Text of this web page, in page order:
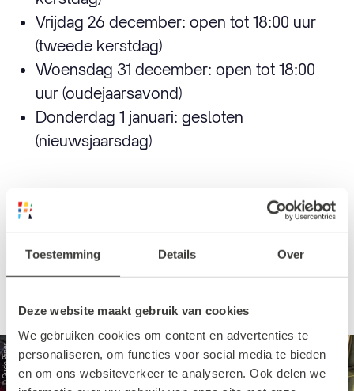
Toestemming Details Over
Deze website maakt gebruik van cookies
We gebruiken cookies om content en advertenties te
personaliseren, om functies voor social media te bieden
en om ons websiteverkeer te analyseren. Ook delen we
Vrijdag 26 december: open tot 18:00 uur
(tweede kerstdag)
Woensdag 31 december: open tot 18:00
uur (oudejaarsavond)
Donderdag 1 januari: gesloten
(nieuwsjaarsdag)
van jouw favoriete winkel net iets afwijken.
website te checken van de winkel die je
© Guido Pijper